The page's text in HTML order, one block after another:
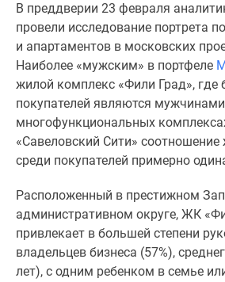
предложения
Коммерческие
помещения
Продавцы
застройщики
Панорамы
новостроек
Видеообзор
Экспертиза
новостроек
Экология
Москвы
В преддверии 23 февраля
провели исследование портрета
и апартаментов в московских
Наиболее «мужским» в портфеле
жилой комплекс «Фили Град», где
покупателей являются
многофункциональных
«Савеловский Сити»
среди покупателей примерно
Расположенный в престижном
административном округе, ЖК
привлекает в большей степени
владельцев бизнеса (57%),
лет), с одним ребенком в семье